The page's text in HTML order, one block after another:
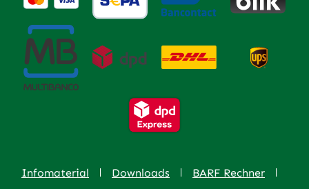
Infomaterial Downloads
BARF Rechner